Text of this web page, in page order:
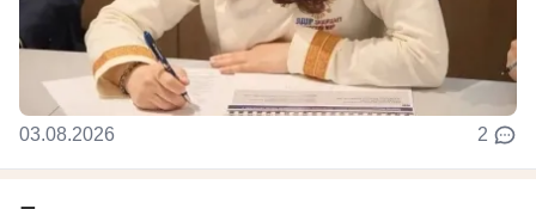
03.08.2026 2